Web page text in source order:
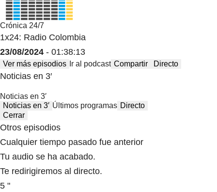
Crónica 24/7
1x24: Radio Colombia
23/08/2024 - 01:38:13
Ver más episodios Ir al podcast Compartir Directo
Noticias en 3′
Noticias en 3′
Noticias en 3′ Últimos programas Directo
Cerrar
Otros episodios
Cualquier tiempo pasado fue anterior
Tu audio se ha acabado.
Te redirigiremos al directo.
5 "